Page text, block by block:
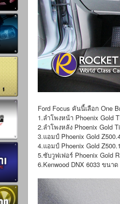
Ford Focus คันนี้เลือก One
1.ลำโพงหน้า Phoenix Gold
2.ลำโพงหลัง Phoenix Gold
3.แอมป์ Phoenix Gold
4.แอมป์ Phoenix Gold
5.ซับวูฟเฟอร์ Phoenix Gold
6.Kenwood DNX 6033 ขน